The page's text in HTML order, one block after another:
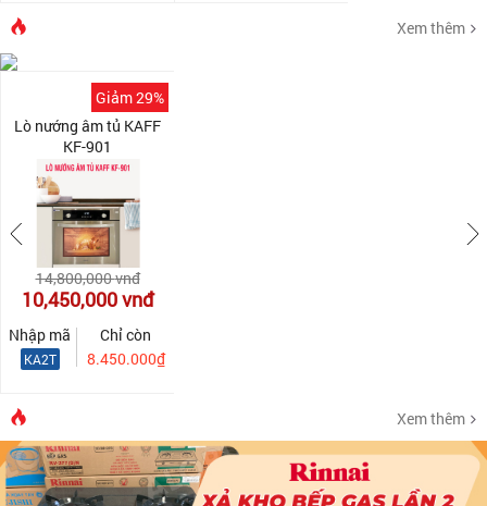
Xem thêm
Giảm 29%
Lò nướng âm tủ KAFF
KF-901
14,800,000vnđ
10,450,000vnđ
Nhập mã
KA2T
Chỉ còn
8.450.000₫
Xem thêm